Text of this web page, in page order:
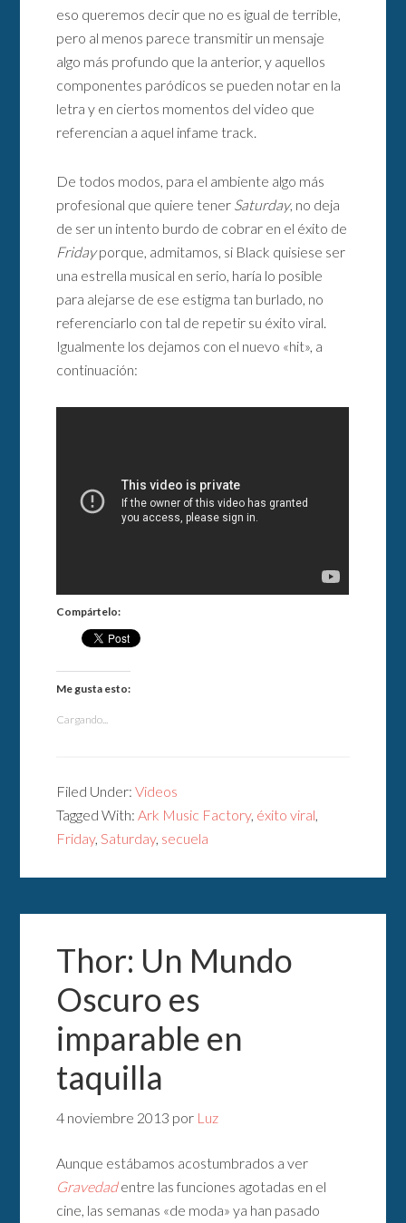
eso queremos decir que no es igual de terrible,
pero al menos parece transmitir un mensaje
algo más profundo que la anterior, y aquellos
componentes paródicos se pueden notar en la
letra y en ciertos momentos del video que
referencian a aquel infame track.
De todos modos, para el ambiente algo más
profesional que quiere tener Saturday, no deja
de ser un intento burdo de cobrar en el éxito de
Fridayporque, admitamos, si Black quisiese ser
una estrella musical en serio, haría lo posible
para alejarse de ese estigma tan burlado, no
referenciarlo con tal de repetir su éxito viral.
Igualmente los dejamos con el nuevo «hit», a
continuación:
Compártelo:
Me gusta esto:
Cargando...
Filed Under:Videos
Tagged With:Ark Music Factory, éxito viral,
Friday,Saturday, secuela
Thor: Un Mundo
Oscuro es
imparable en
taquilla
4 noviembre 2013 por Luz
Aunque estábamos acostumbrados a ver
Gravedadentre las funciones agotadas en el
cine, las semanas «de moda» ya han pasado